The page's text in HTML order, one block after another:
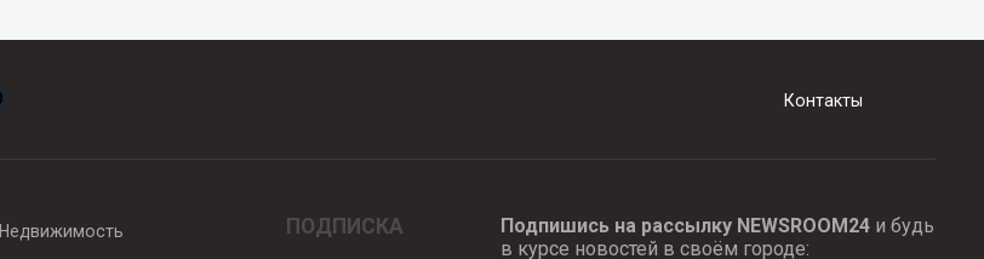
Контакты
Недвижимость ПОДПИСКА Подпишись на рассылку NEWSROOM24и будь
в курсе новостей в своём городе: